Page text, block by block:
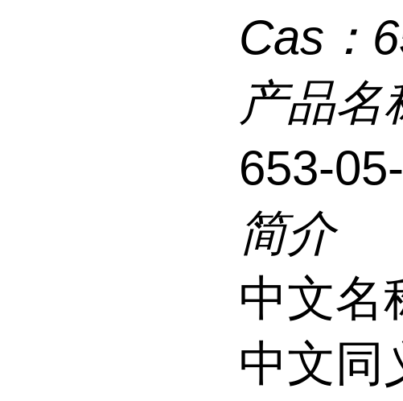
Cas：
产品名
653-
简介
中文名
中文同